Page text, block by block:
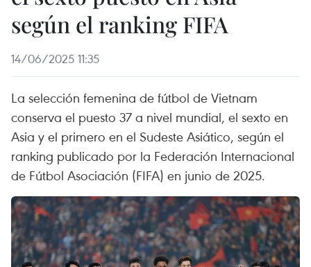
según el ranking FIFA
14/06/2025 11:35
La selección femenina de fútbol de Vietnam
conserva el puesto 37 a nivel mundial, el sexto en
Asia y el primero en el Sudeste Asiático, según el
ranking publicado por la Federación Internacional
de Fútbol Asociación (FIFA) en junio de 2025.